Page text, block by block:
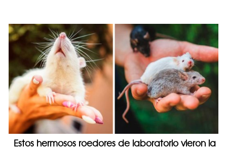
Estos hermosos roedores de laboratorio vieron la